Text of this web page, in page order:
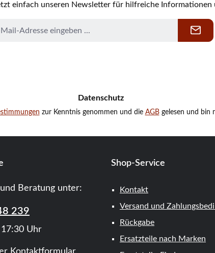
einfach unseren Newsletter für hilfreiche Informationen
Datenschutz
zur Kenntnis genommen und die AGBgelesen und bin
Beratung unter:
239
Uhr
Shop-Service
Kontakt
Versand und
Rückgabe
Ersatzteile nach Marken